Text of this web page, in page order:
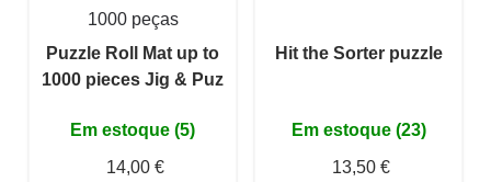
1000 peças
Puzzle Roll Mat up to
1000 pieces Jig & Puz
Em estoque (5)
14,00 €
Hit the Sorter puzzle
Em estoque (23)
13,50 €